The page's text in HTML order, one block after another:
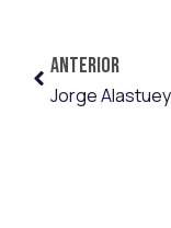
ANTERIOR